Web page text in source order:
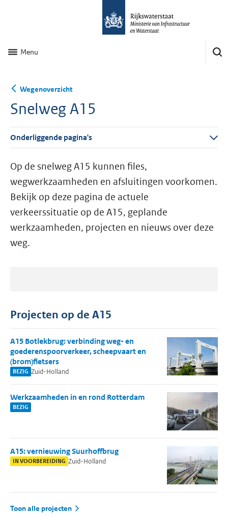
Menu
Wegenoverzicht
Snelweg A15
Onderliggende pagina's
Op de snelweg A15 kunnen files,
wegwerkzaamheden en afsluitingen voorkomen.
Bekijk op deze pagina de actuele
verkeerssituatie op de A15, geplande
werkzaamheden, projecten en nieuws over deze
weg.
Projecten op de A15
A15 Botlekbrug: verbinding weg- en
goederenspoorverkeer, scheepvaart en
(brom)fietsers
BEZIG Zuid-Holland
Werkzaamheden in en rond Rotterdam
BEZIG
A15: vernieuwing Suurhoffbrug
IN VOORBEREIDING Zuid-Holland
Toon alle projecten